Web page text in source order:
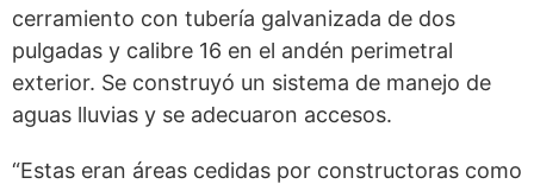
cerramiento con tubería galvanizada de dos
pulgadas y calibre 16 en el andén perimetral
exterior. Se construyó un sistema de manejo de
aguas lluvias y se adecuaron accesos.
“Estas eran áreas cedidas por constructoras como